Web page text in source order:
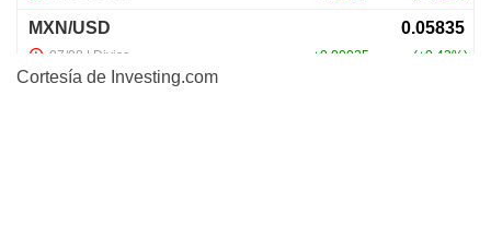
Cortesía de Investing.com